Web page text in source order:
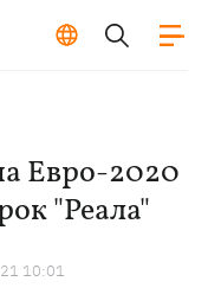
Евро-2020
"Реала"
10:01